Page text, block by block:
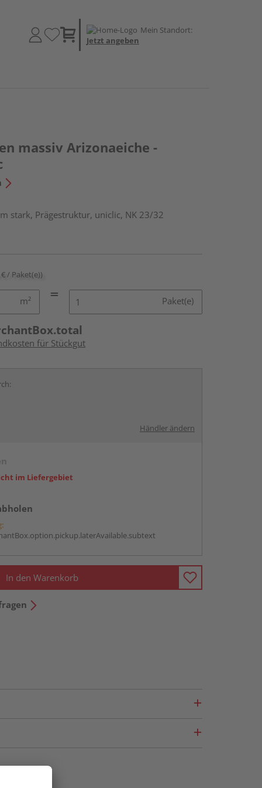
Mein Standort:
Jetzt angeben
massiv Arizonaeiche -
stark, Prägestruktur, uniclic, NK 23/32
/ Paket(e))
m² Paket(e)
für Stückgut
Händler ändern
im Liefergebiet
In den Warenkorb